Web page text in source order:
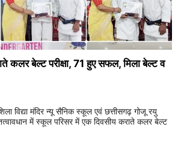
कलर बेल्ट परीक्षा, 71 हुए सफल, मिला बेल्ट व
विद्या मंदिर न्यू सैनिक स्कूल एवं छत्तीसगढ़ गोजू रयु
में स्कूल परिसर में एक दिवसीय कराते कलर बेल्ट